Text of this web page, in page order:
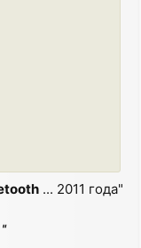
... 2011 года"
"